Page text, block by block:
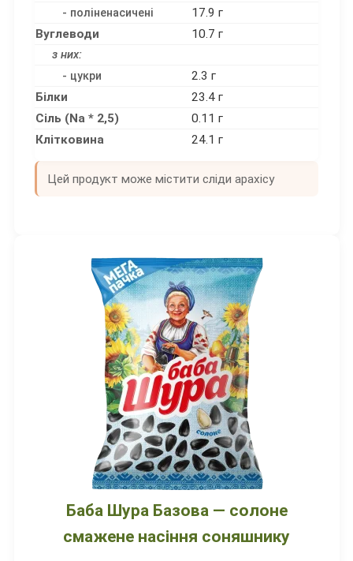
- поліненасичені
17.9 г
Вуглеводи
10.7 г
з них:
- цукри
2.3 г
Білки
23.4 г
Сіль (Na * 2,5)
0.11 г
Клітковина
24.1 г
Цей продукт може містити сліди арахісу
Баба Шура Базова — солоне
смажене насіння соняшнику